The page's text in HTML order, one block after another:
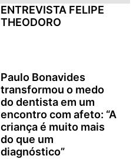
ENTREVISTA FELIPE
THEODORO
Paulo Bonavides
transformou o medo
do dentista em um
encontro com afeto: “A
criança é muito mais
do que um
diagnóstico”